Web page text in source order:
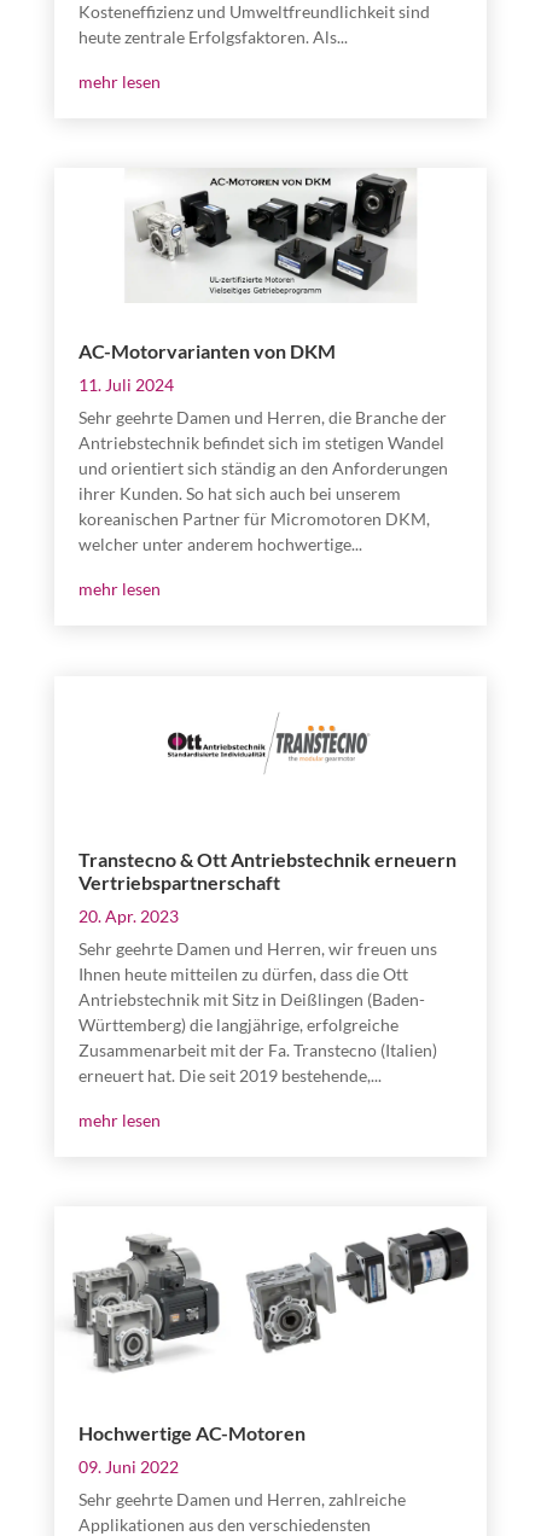
Kosteneffizienz und Umweltfreundlichkeit sind
heute zentrale Erfolgsfaktoren. Als...
mehr lesen
AC-Motorvarianten von DKM
11. Juli 2024
Sehr geehrte Damen und Herren, die Branche der
Antriebstechnik befindet sich im stetigen Wandel
und orientiert sich ständig an den Anforderungen
ihrer Kunden. So hat sich auch bei unserem
koreanischen Partner für Micromotoren DKM,
welcher unter anderem hochwertige...
mehr lesen
Transtecno & Ott Antriebstechnik erneuern
Vertriebspartnerschaft
20. Apr. 2023
Sehr geehrte Damen und Herren, wir freuen uns
Ihnen heute mitteilen zu dürfen, dass die Ott
Antriebstechnik mit Sitz in Deißlingen (Baden-
Württemberg) die langjährige, erfolgreiche
Zusammenarbeit mit der Fa. Transtecno (Italien)
erneuert hat. Die seit 2019 bestehende,...
mehr lesen
Hochwertige AC-Motoren
09. Juni 2022
Sehr geehrte Damen und Herren, zahlreiche
Applikationen aus den verschiedensten